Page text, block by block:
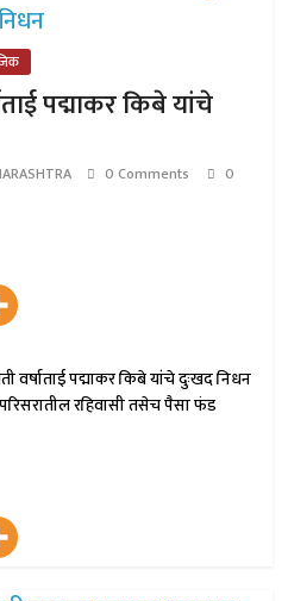
पद्माकर किबे यांचे
0 Comments
0
वर्षाताई पद्माकर किबे यांचे दुःखद निधन
रहिवासी तसेच पैसा फंड